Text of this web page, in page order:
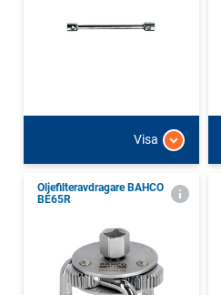
Visa
Oljefilteravdragare BAHCO
BE65R